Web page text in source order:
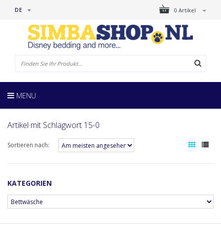
0 Artikel
DE
MENU
Artikel mit Schlagwort 15-0
Sortieren nach:
KATEGORIEN